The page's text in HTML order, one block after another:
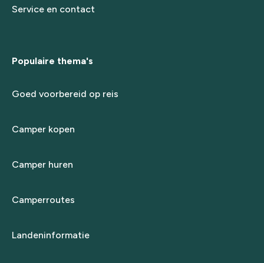
Service en contact
Populaire thema's
Goed voorbereid op reis
Camper kopen
Camper huren
Camperroutes
Landeninformatie